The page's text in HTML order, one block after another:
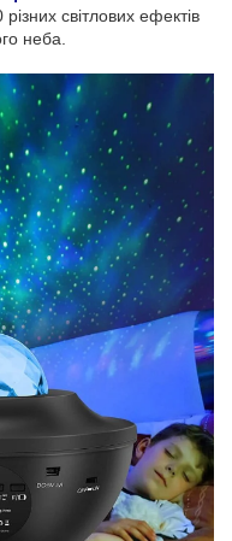
світлових ефектів
неба.